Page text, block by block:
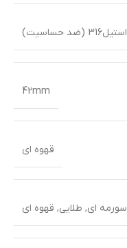
استیل316 (ضد حساسیت)
42mm
قهوه ای
سورمه ای, طلایی, قهوه ای